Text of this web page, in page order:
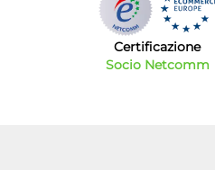
Certificazione
Socio Netcomm